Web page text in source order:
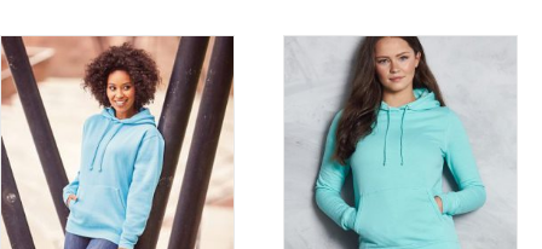
Dit
product
heeft
meerdere
variaties.
Deze
optie
kan
product
meerdere
variaties.
Deze
optie